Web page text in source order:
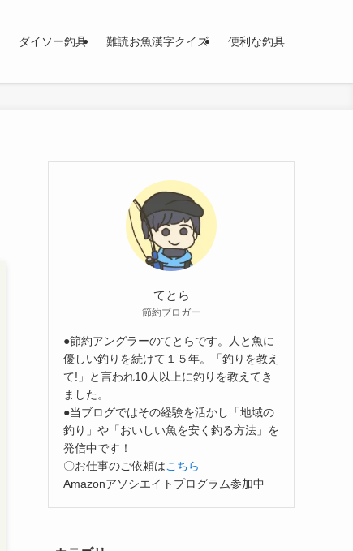
ダイソー釣具 難読お魚漢字クイズ 便利な釣具
てとら
節約ブロガー
●節約アングラーのてとらです。人と魚に
優しい釣りを続けて１５年。「釣りを教え
て!」と言われ10人以上に釣りを教えてき
ました。
●当ブログではその経験を活かし「地域の
釣り」や「おいしい魚を安く釣る方法」を
発信中です！
〇お仕事のご依頼はこちら
Amazonアソシエイトプログラム参加中